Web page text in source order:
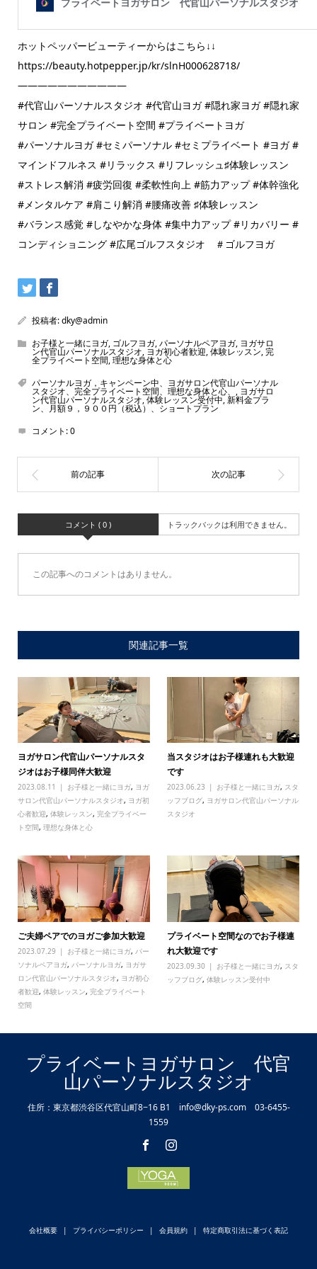
ホットペッパービューティーからはこちら↓↓
https://beauty.hotpepper.jp/kr/slnH000628718/
———————————
#代官山パーソナルスタジオ #代官山ヨガ #隠れ家ヨガ #隠れ家
サロン #完全プライベート空間 #プライベートヨガ
#パーソナルヨガ #セミパーソナル #セミプライベート #ヨガ #
マインドフルネス #リラックス #リフレッシュ♯体験レッスン
#ストレス解消 #疲労回復 #柔軟性向上 #筋力アップ #体幹強化
#メンタルケア #肩こり解消 #腰痛改善 ♯体験レッスン
#バランス感覚 #しなやかな身体 #集中力アップ #リカバリー #
コンディショニング #広尾ゴルフスタジオ ＃ゴルフヨガ
投稿者:dky@admin
お子様と一緒にヨガ, ゴルフヨガ,パーソナルペアヨガ, ヨガサロ
ン代官山パーソナルスタジオ, ヨガ初心者歓迎,体験レッスン,完
全プライベート空間,理想な身体と心
パーソナルヨガ，キャンペーン中、ヨガサロン代官山パーソナル
スタジオ、完全プライベート空間、理想な身体と心、, ヨガサロ
ン代官山パーソナルスタジオ,体験レッスン受付中,新料金プラ
ン、月額９，９００円（税込）、ショートプラン
コメント:0
コメント ( 0 ) トラックバックは利用できません。
この記事へのコメントはありません。
関連記事一覧
ヨガサロン代官山パーソナルスタ
ジオはお子様同伴大歓迎
2023.08.11 お子様と一緒にヨガ, ヨガ
サロン代官山パーソナルスタジオ, ヨガ初
心者歓迎, 体験レッスン, 完全プライベー
ト空間, 理想な身体と心
当スタジオはお子様連れも大歓迎
です
2023.06.23 お子様と一緒にヨガ, スタ
ッフブログ, ヨガサロン代官山パーソナル
スタジオ
ご夫婦ペアでのヨガご参加大歓迎
2023.07.29 お子様と一緒にヨガ, パー
ソナルペアヨガ, パーソナルヨガ, ヨガサ
ロン代官山パーソナルスタジオ, ヨガ初心
者歓迎, 体験レッスン, 完全プライベート
空間
プライベート空間なのでお子様連
れ大歓迎です
2023.09.30 お子様と一緒にヨガ, スタ
ッフブログ,体験レッスン受付中
プライベートヨガサロン 代官
山パーソナルスタジオ
住所：東京都渋谷区代官山町8−16 B1 info@dky-ps.com 03-6455-
1559
会社概要 プライバシーポリシー 会員規約 特定商取引法に基づく表記